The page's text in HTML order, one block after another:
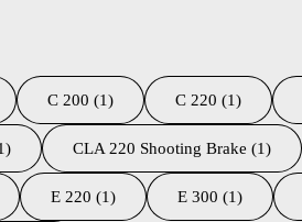
C 200 (1) C 220 (1)
CLA 220 Shooting Brake (1)
E 220 (1) E 300 (1)